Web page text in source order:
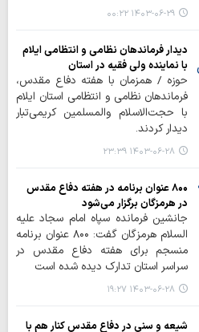
۱۴۰۳-۰۶-۲۹ ۰۰:۲۲
دیدار فرماندهان نظامی و انتظامی ایلام
با نماینده ولی فقیه در استان
حوزه / همزمان با هفته دفاع مقدس،
فرماندهان نظامی و انتظامی استان ایلام
با حجت‌الاسلام‌ والمسلمین کریمی‌تبار
دیدار کردند.
۱۴۰۳-۰۶-۲۸ ۲۳:۳۹
۸۰۰ عنوان برنامه در هفته دفاع مقدس
در هرمزگان برگزار می‌شود
جانشین فرمانده سپاه امام سجاد علیه
السلام هرمزگان گفت: ۸۰۰ عنوان برنامه
منسجم برای هفته دفاع مقدس در
سراسر استان تدارک دیده شده است
۱۴۰۳-۰۶-۲۸ ۱۹:۲۷
شیعه و سنی در دفاع مقدس کنار هم با